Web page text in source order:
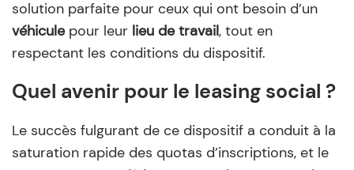
solution parfaite pour ceux qui ont besoin d’un
véhiculepour leur lieu de travail, tout en
respectant les conditions du dispositif.
Quel avenir pour le leasing social ?
Le succès fulgurant de ce dispositif a conduit à la
saturation rapide des quotas d’inscriptions, et le